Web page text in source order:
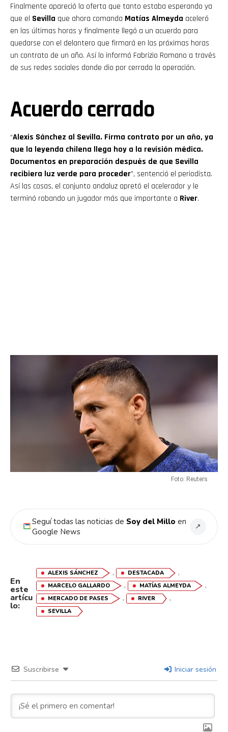
Finalmente apareció la oferta que tanto estaba esperando ya
que el Sevilla que ahora comanda Matías Almeyda aceleró
en las últimas horas y finalmente llegó a un acuerdo para
quedarse con el delantero que firmará en las próximas horas
un contrato de un año. Así lo informó Fabrizio Romano a través
de sus redes sociales donde dio por cerrada la operación.
Acuerdo cerrado
“Alexis Sánchez al Sevilla. Firma contrato por un año, ya
que la leyenda chilena llega hoy a la revisión médica.
Documentos en preparación después de que Sevilla
recibiera luz verde para proceder”, sentenció el periodista.
Así las cosas, el conjunto andaluz apretó el acelerador y le
terminó robando un jugador más que importante a River.
Foto: Reuters
Seguí todas las noticias de Soy del Millo en
Google News
↗
En
este
artícu
lo:
ALEXIS SÁNCHEZ , DESTACADA ,
MARCELO GALLARDO , MATÍAS ALMEYDA ,
MERCADO DE PASES , RIVER ,
SEVILLA
Suscribirse Iniciar sesión
Flipboard
Reddit
Pinterest
Whatsapp
Email